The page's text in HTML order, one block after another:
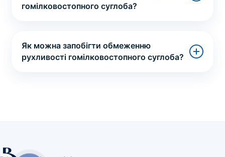
гомілковостопного суглоба?
Як можна запобігти обмеженню
рухливості гомілковостопного суглоба?